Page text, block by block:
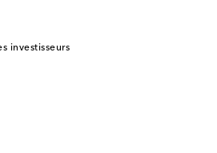
investisseurs